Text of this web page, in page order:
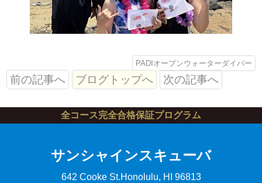
PADIオープンウォーターダイバー
前の記事へ ブログトップへ 次の記事へ
全コース完全合格保証プログラム
サンシャインスキューバ
642 Cooke St.Honolulu, HI 96813